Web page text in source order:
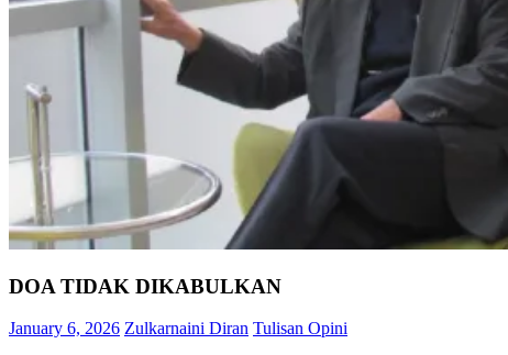
DOA TIDAK DIKABULKAN
January 6, 2026 Zulkarnaini Diran Tulisan Opini